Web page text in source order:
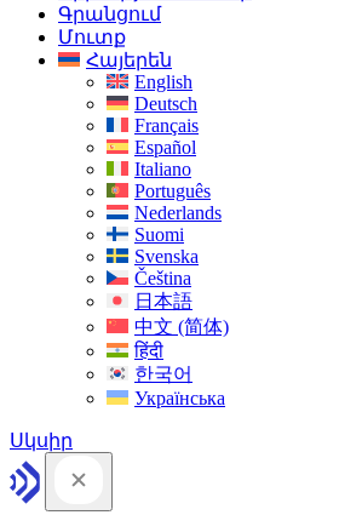
Գրանցում
Մուտք
Հայերեն
English
Deutsch
Français
Español
Italiano
Português
Nederlands
Suomi
Svenska
Čeština
日本語
中文 (简体)
हिंदी
한국어
Українська
Սկսիր